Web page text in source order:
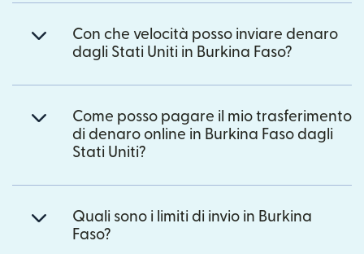
Con che velocità posso inviare denaro
dagli Stati Uniti in Burkina Faso?
Come posso pagare il mio trasferimento
di denaro online in Burkina Faso dagli
Stati Uniti?
Quali sono i limiti di invio in Burkina
Faso?